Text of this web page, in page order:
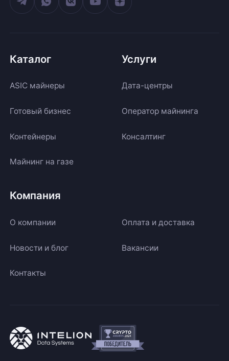
Каталог
ASIC майнеры
Готовый бизнес
Контейнеры
Майнинг на газе
Услуги
Дата-центры
Оператор майнинга
Консалтинг
Компания
О компании Оплата и доставка
Новости и блог Вакансии
Контакты